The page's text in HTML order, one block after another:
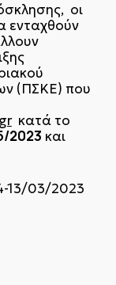
οι
ενταχθούν
(ΠΣΚΕ) που
κατά το
2023 και
13/03/2023